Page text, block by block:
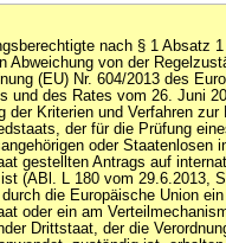
nach § 1 Absatz
Abweichung von der
(EU) Nr. 604/2013 des
und des Rates vom 26. Juni
der Kriterien und Verfahren zur
der für die Prüfung
oder Staatenlosen
gestellten Antrags auf
(ABl. L 180 vom 29.6.2013,
die Europäische Union
oder ein am
Drittstaat, der die